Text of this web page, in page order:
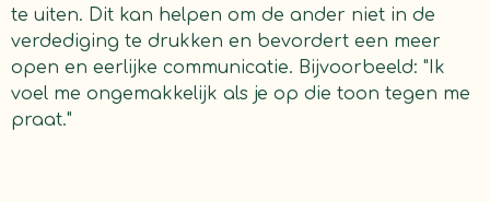
te uiten. Dit kan helpen om de ander niet in de
verdediging te drukken en bevordert een meer
open en eerlijke communicatie. Bijvoorbeeld: "Ik
voel me ongemakkelijk als je op die toon tegen me
praat."